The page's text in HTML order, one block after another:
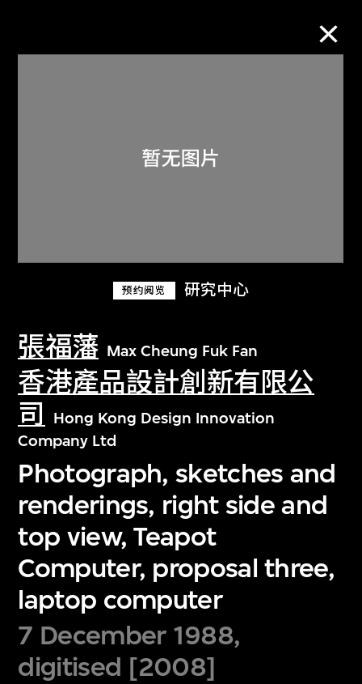
预约阅览 研究中心
張福藩 Max Cheung Fuk Fan
香港產品設計創新有限公
司
Hong Kong Design Innovation
Company Ltd
Photograph, sketches and
renderings, right side and
top view, Teapot
Computer, proposal three,
laptop computer
7 December 1988,
digitised [2008]
关于M+藏品
探索世界顶级的二十及二十一世纪视觉
文化藏品。